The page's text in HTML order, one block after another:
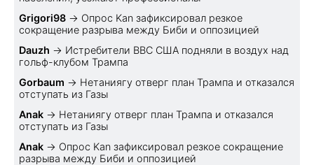
Grigori98 → Опрос Kan зафиксировал резкое
сокращение разрыва между Биби и оппозицией
Dauzh → Истребители ВВС США подняли в воздух над
гольф-клубом Трампа
Gorbaum → Нетаниягу отверг план Трампа и отказался
отступать из Газы
Anak → Нетаниягу отверг план Трампа и отказался
отступать из Газы
Anak → Опрос Kan зафиксировал резкое сокращение
разрыва между Биби и оппозицией